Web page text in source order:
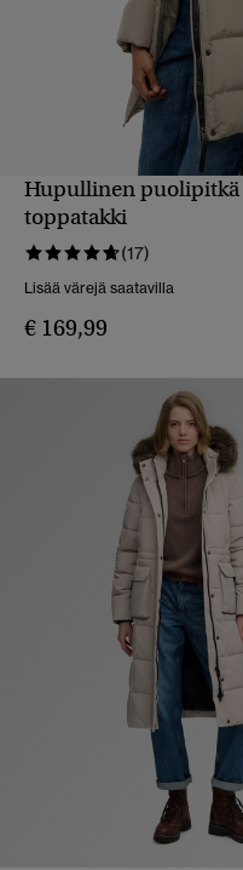
Hupullinen puolipitkä
toppatakki
(17)
Lisää värejä saatavilla
€ 169,99